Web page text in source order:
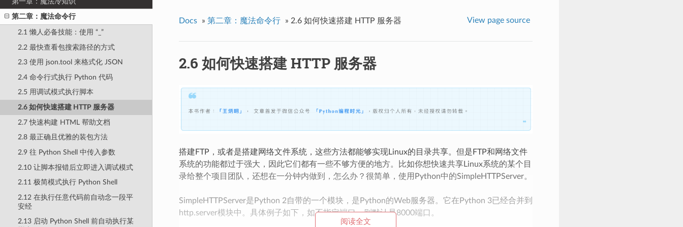
第二章：魔法命令行
2.1 懒人必备技能：使用 “_”
2.2 最快查看包搜索路径的方式
2.3 使用 json.tool 来格式化 JSON
2.4 命令行式执行 Python 代码
2.5 用调试模式执行脚本
2.6 如何快速搭建 HTTP 服务器
2.7 快速构建 HTML 帮助文档
2.8 最正确且优雅的装包方法
2.9 往 Python Shell 中传入参数
2.10 让脚本报错后立即进入调试模式
2.11 极简模式执行 Python Shell
2.12 在执行任意代码前自动念一段平
安经
2.13 启动 Python Shell 前自动执行某
Docs » 第二章：魔法命令行 » 2.6 如何快速搭建 HTTP 服务器 View page source
2.6 如何快速搭建 HTTP 服务器
搭建FTP，或者是搭建网络文件系统，这些方法都能够实现Linux的目录共享。但是FTP和网络文件
系统的功能都过于强大，因此它们都有一些不够方便的地方。比如你想快速共享Linux系统的某个目
录给整个项目团队，还想在一分钟内做到，怎么办？很简单，使用Python中的SimpleHTTPServer。
SimpleHTTPServer是Python 2自带的一个模块，是Python的Web服务器。它在Python 3已经合并到
http.server模块中。具体例子如下，如不指定端口，则默认是8000端口。
阅读全文